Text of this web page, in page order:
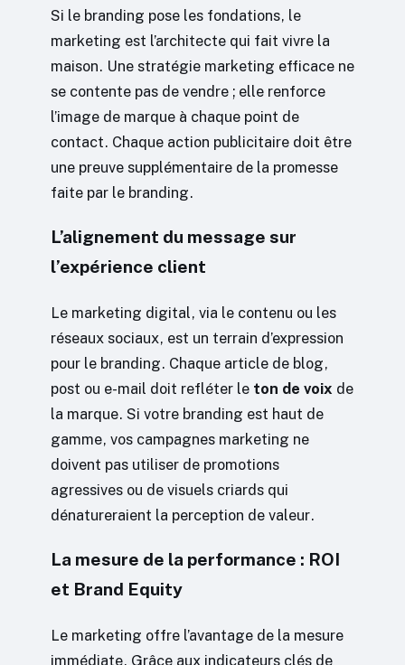
Si le branding pose les fondations, le
marketing est l’architecte qui fait vivre la
maison. Une stratégie marketing efficace ne
se contente pas de vendre ; elle renforce
l’image de marque à chaque point de
contact. Chaque action publicitaire doit être
une preuve supplémentaire de la promesse
faite par le branding.
L’alignement du message sur
l’expérience client
Le marketing digital, via le contenu ou les
réseaux sociaux, est un terrain d’expression
pour le branding. Chaque article de blog,
post ou e-mail doit refléter le ton de voix de
la marque. Si votre branding est haut de
gamme, vos campagnes marketing ne
doivent pas utiliser de promotions
agressives ou de visuels criards qui
dénatureraient la perception de valeur.
La mesure de la performance : ROI
et Brand Equity
Le marketing offre l’avantage de la mesure
immédiate. Grâce aux indicateurs clés de